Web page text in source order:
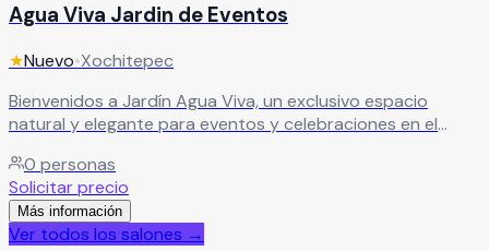
Agua Viva Jardin de Eventos
★Nuevo•Xochitepec
Bienvenidos a Jardín Agua Viva, un exclusivo espacio
natural y elegante para eventos y celebraciones en el
inolvidables rodeadas de naturaleza, ofrecemos el
escenario perfecto para bodas, XV años, graduaciones,
aniversarios, eventos sociales, ceremonias civiles o
religiosas y reuniones especiales al aire libre.
0 personas
Solicitar precio
Más información
Ver todos los salones →